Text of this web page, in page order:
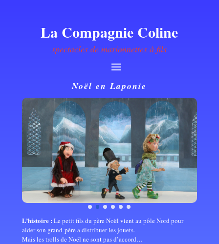
La Compagnie Coline
spectacles de marionnettes à fils
Noël en Laponie
L’histoire : Le petit fils du père Noël vient au pôle Nord pour
aider son grand-père a distribuer les jouets.
Mais les trolls de Noël ne sont pas d’accord…